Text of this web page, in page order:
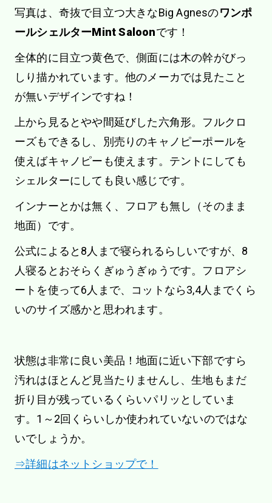
写真は、奇抜で目立つ大きなBig Agnesのワンポ
ールシェルターMint Saloonです！
全体的に目立つ黄色で、側面には木の幹がびっ
しり描かれています。他のメーカでは見たこと
が無いデザインですね！
上から見るとやや間延びした六角形。フルクロ
ーズもできるし、別売りのキャノピーポールを
使えばキャノピーも使えます。テントにしても
シェルターにしても良い感じです。
インナーとかは無く、フロアも無し（そのまま
地面）です。
公式によると8人まで寝られるらしいですが、8
人寝るとおそらくぎゅうぎゅうです。フロアシ
ートを使って6人まで、コットなら3,4人までくら
いのサイズ感かと思われます。
状態は非常に良い美品！地面に近い下部ですら
汚れはほとんど見当たりませんし、生地もまだ
折り目が残っているくらいパリッとしていま
す。1～2回くらいしか使われていないのではな
いでしょうか。
⇒詳細はネットショップで！